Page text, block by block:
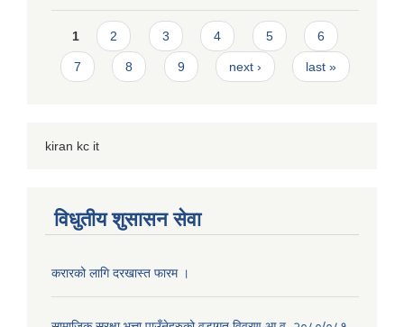
Pages
1 2 3 4 5 6
7 8 9 next › last »
kiran kc it
विधुतीय शुसासन सेवा
करारको लागि दरखास्त फारम ।